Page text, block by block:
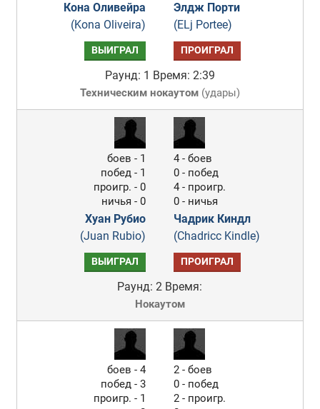
Кона Оливейра
(Kona Oliveira)
Элдж Порти
(ELj Portee)
ВЫИГРАЛ ПРОИГРАЛ
Раунд: 1 Время: 2:39
Техническим нокаутом(удары)
боев - 1
побед - 1
проигр. - 0
ничья - 0
Хуан Рубио
(Juan Rubio)
4 - боев
0 - побед
4 - проигр.
0 - ничья
Чадрик Киндл
(Chadricc Kindle)
ВЫИГРАЛ ПРОИГРАЛ
Раунд: 2 Время:
Нокаутом
боев - 4
побед - 3
проигр. - 1
2 - боев
0 - побед
2 - проигр.